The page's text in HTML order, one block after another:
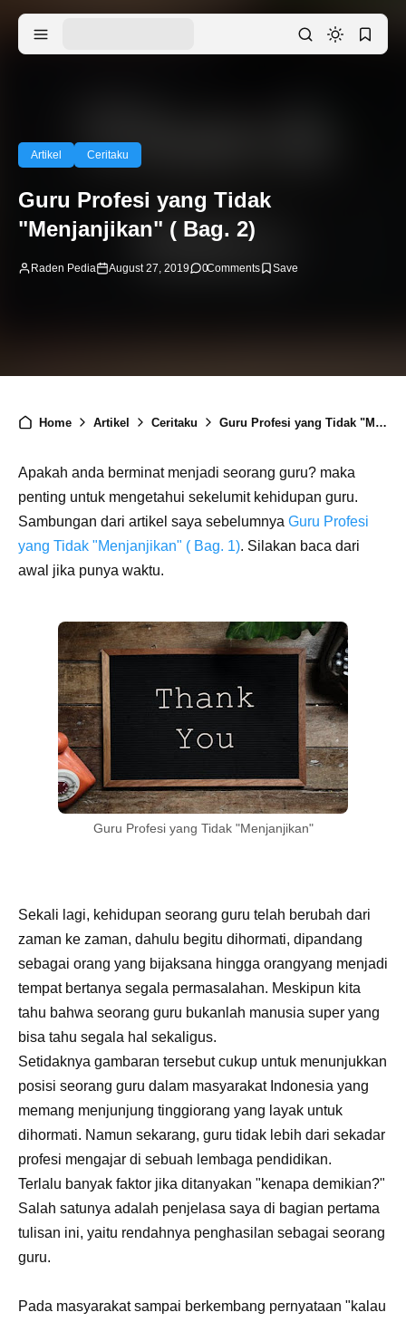
Artikel Ceritaku
Guru Profesi yang Tidak
"Menjanjikan" ( Bag. 2)
Raden Pedia August 27, 2019 0Comments
Home Artikel Ceritaku Guru Profesi yang Tidak "Menjanjikan" ( Bag. 2)
Apakah anda berminat menjadi seorang guru? maka
penting untuk mengetahui sekelumit kehidupan guru.
Sambungan dari artikel saya sebelumnya Guru Profesi
yang Tidak "Menjanjikan" ( Bag. 1). Silakan baca dari
awal jika punya waktu.
Guru Profesi yang Tidak "Menjanjikan"
Sekali lagi, kehidupan seorang guru telah berubah dari
zaman ke zaman, dahulu begitu dihormati, dipandang
sebagai orang yang bijaksana hingga orangyang menjadi
tempat bertanya segala permasalahan. Meskipun kita
tahu bahwa seorang guru bukanlah manusia super yang
bisa tahu segala hal sekaligus.
Setidaknya gambaran tersebut cukup untuk menunjukkan
posisi seorang guru dalam masyarakat Indonesia yang
memang menjunjung tinggiorang yang layak untuk
dihormati. Namun sekarang, guru tidak lebih dari sekadar
profesi mengajar di sebuah lembaga pendidikan.
Terlalu banyak faktor jika ditanyakan "kenapa demikian?"
Salah satunya adalah penjelasa saya di bagian pertama
tulisan ini, yaitu rendahnya penghasilan sebagai seorang
guru.
Pada masyarakat sampai berkembang pernyataan "kalau